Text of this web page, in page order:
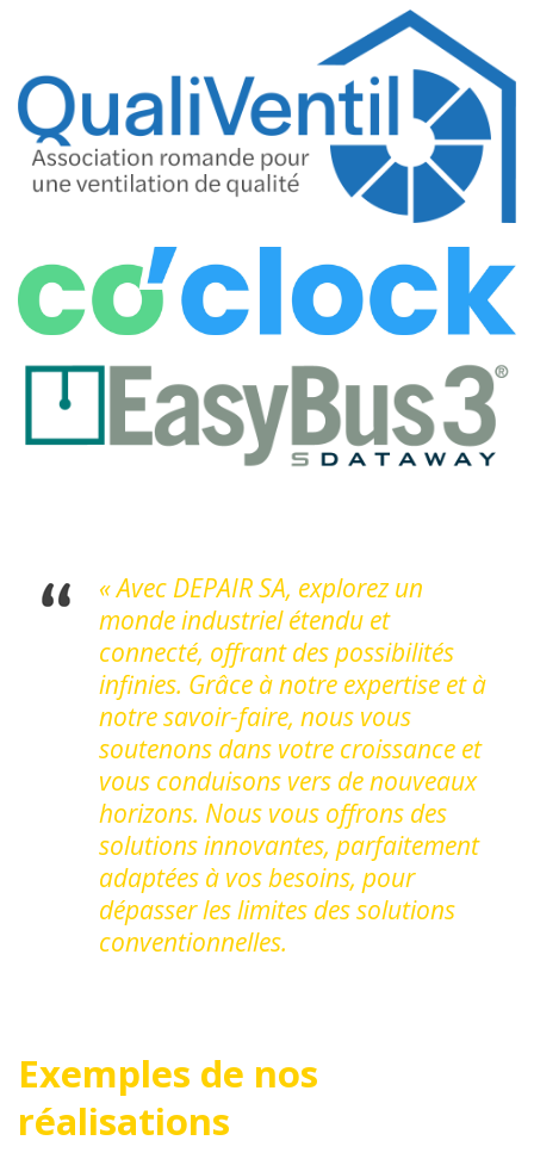
« Avec DEPAIR SA, explorez un
monde industriel étendu et
connecté, offrant des possibilités
infinies. Grâce à notre expertise et à
notre savoir-faire, nous vous
soutenons dans votre croissance et
vous conduisons vers de nouveaux
horizons. Nous vous offrons des
solutions innovantes, parfaitement
adaptées à vos besoins, pour
dépasser les limites des solutions
conventionnelles.
Exemples de nos
réalisations